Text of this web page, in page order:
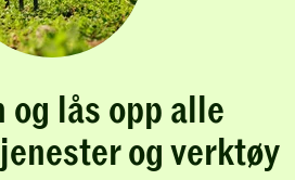
og lås opp alle
og verktøy